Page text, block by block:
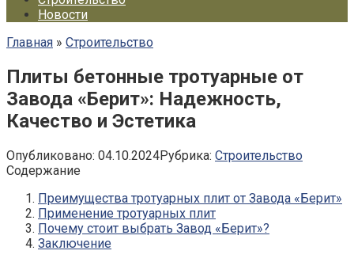
Новости
Главная » Строительство
Плиты бетонные тротуарные от
Завода «Берит»: Надежность,
Качество и Эстетика
Опубликовано: 04.10.2024Рубрика: Строительство
Содержание
Преимущества тротуарных плит от Завода «Берит»
Применение тротуарных плит
Почему стоит выбрать Завод «Берит»?
Заключение